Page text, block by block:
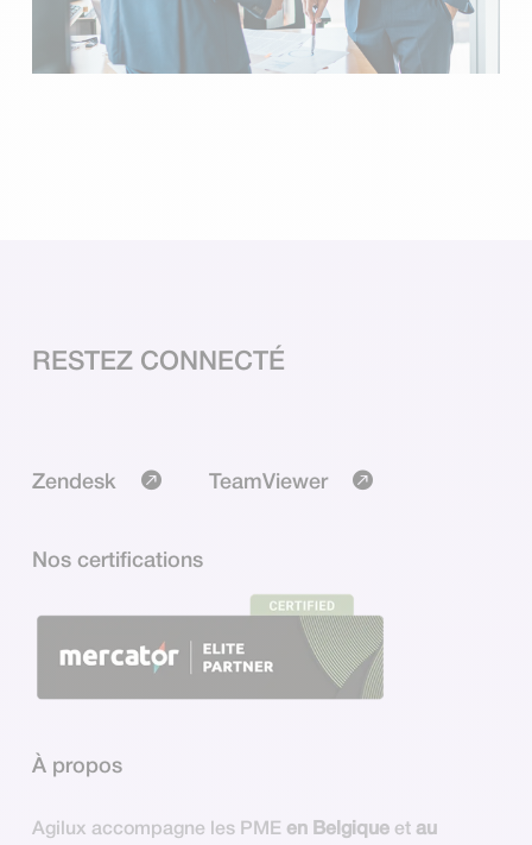
RESTEZ CONNECTÉ
Zendesk TeamViewer
Nos certifications
À propos
Agilux accompagne les PME en Belgiqueet au